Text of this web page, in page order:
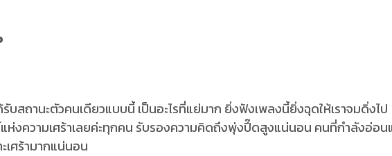
รับสถานะตัวคนเดียวแบบนี้ เป็นอะไรที่แย่มาก ยิ่งฟังเพลงนี้ยิ่งฉุดให้เราจมดิ่งไป
ห่งความเศร้าเลยค่ะทุกคน รับรองความคิดถึงพุ่งปี๊ดสูงแน่นอน คนที่กำลังอ่อน
เศร้ามากแน่นอน